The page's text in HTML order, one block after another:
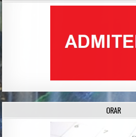
ORAR